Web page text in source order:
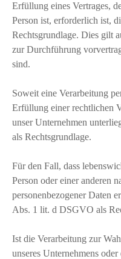
Erfüllung eines Vertrages,
Person ist, erforderlich ist,
Rechtsgrundlage. Dies gilt
zur Durchführung
sind.
Soweit eine Verarbeitung
Erfüllung einer rechtlichen
unser Unternehmen
als Rechtsgrundlage.
Für den Fall, dass
Person oder einer anderen
personenbezogener Daten
Abs. 1 lit. d DSGVO als
Ist die Verarbeitung zur
unseres Unternehmens